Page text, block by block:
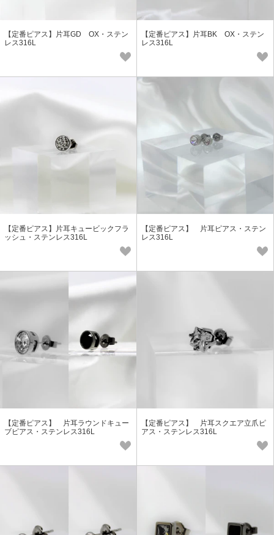
【定番ピアス】片耳GD OX・ステン
レス316L
【定番ピアス】片耳BK OX・ステン
レス316L
【定番ピアス】片耳キュービックフラ
ッシュ・ステンレス316L
【定番ピアス】 片耳ピアス・ステン
レス316L
【定番ピアス】 片耳ラウンドキュー
ブピアス・ステンレス316L
【定番ピアス】 片耳スクエア立爪ピ
アス・ステンレス316L